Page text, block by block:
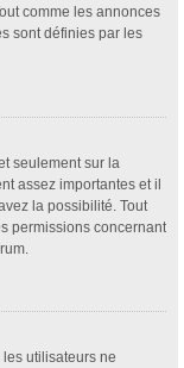
comme les annonces
sont définies par les
seulement sur la
assez importantes et il
la possibilité. Tout
permissions concernant
utilisateurs ne